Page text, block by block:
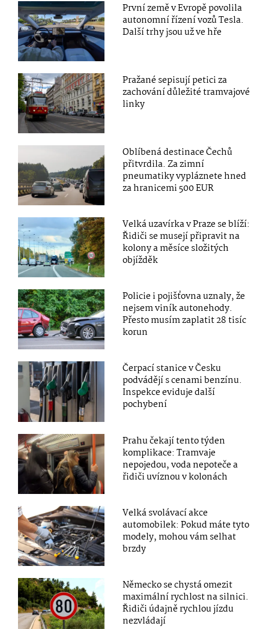
První země v Evropě povolila
autonomní řízení vozů Tesla.
Další trhy jsou už ve hře
Pražané sepisují petici za
zachování důležité tramvajové
linky
Oblíbená destinace Čechů
přitvrdila. Za zimní
pneumatiky vypláznete hned
za hranicemi 500 EUR
Velká uzavírka v Praze se blíží:
Řidiči se musejí připravit na
kolony a měsíce složitých
objížděk
Policie i pojišťovna uznaly, že
nejsem viník autonehody.
Přesto musím zaplatit 28 tisíc
korun
Čerpací stanice v Česku
podvádějí s cenami benzínu.
Inspekce eviduje další
pochybení
Prahu čekají tento týden
komplikace: Tramvaje
nepojedou, voda nepoteče a
řidiči uvíznou v kolonách
Velká svolávací akce
automobilek: Pokud máte tyto
modely, mohou vám selhat
brzdy
Německo se chystá omezit
maximální rychlost na silnici.
Řidiči údajně rychlou jízdu
nezvládají